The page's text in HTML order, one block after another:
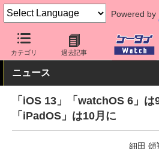
Powered by
カテゴリ 過去記事
ケータイ Watch OS iPhone (iOS)
ニュース
「iOS 13」「watchOS 6」は
「iPadOS」は10月に
細田 頌